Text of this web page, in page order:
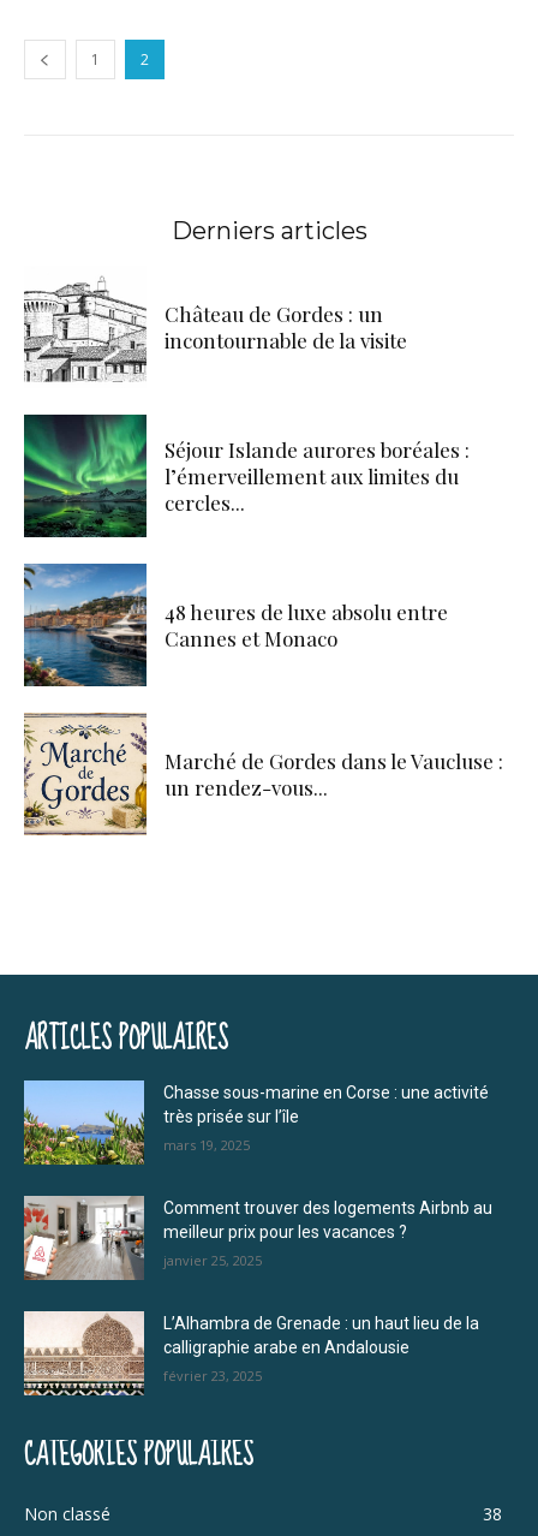
1 2
Derniers articles
Château de Gordes : un
incontournable de la visite
Séjour Islande aurores boréales :
l’émerveillement aux limites du
cercles...
48 heures de luxe absolu entre
Cannes et Monaco
Marché de Gordes dans le Vaucluse :
un rendez-vous...
ARTICLES POPULAIRES
Chasse sous-marine en Corse : une activité
très prisée sur l’île
mars 19, 2025
Comment trouver des logements Airbnb au
meilleur prix pour les vacances ?
janvier 25, 2025
L’Alhambra de Grenade : un haut lieu de la
calligraphie arabe en Andalousie
février 23, 2025
CATÉGORIES POPULAIRES
Non classé
38